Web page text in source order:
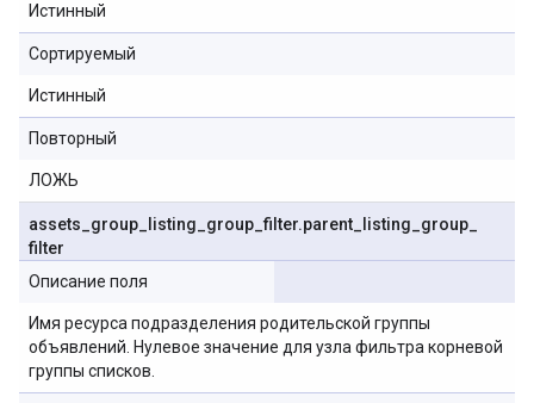
Истинный
Сортируемый
Истинный
Повторный
ЛОЖЬ
assets group listing group _filter.parent listing group
filter
Описание поля
Имя ресурса подразделения родительской группы
объявлений. Нулевое значение для узла фильтра корневой
группы списков.